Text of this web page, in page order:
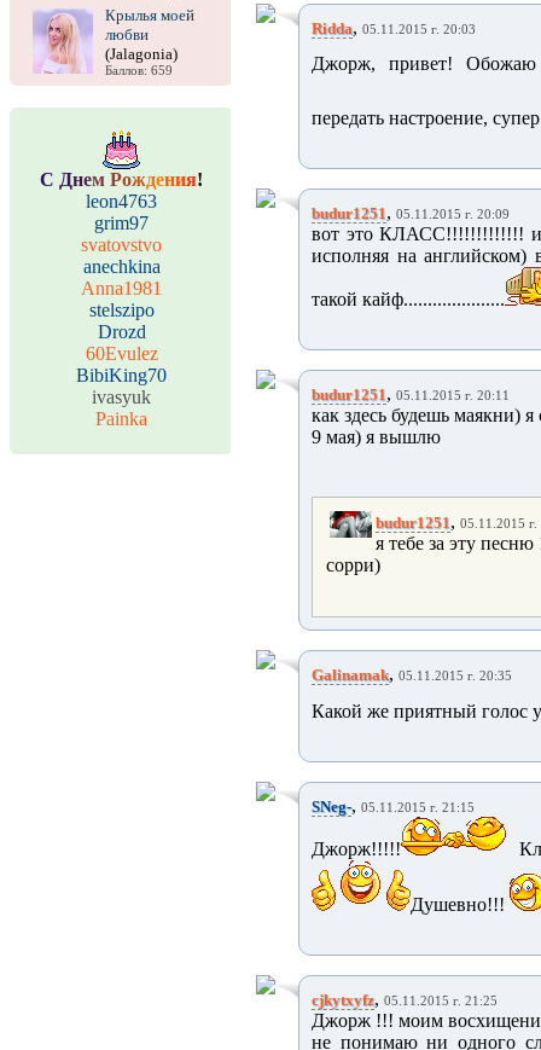
Крылья моей
любви
(Jalagonia)
Баллов: 659
С Днем Рождения!
leon4763
grim97
svatovstvo
anechkina
Anna1981
stelszipo
Drozd
60Evulez
BibiKing70
ivasyuk
Painka
Ridda, 05.11.2015 г. 20:03
Джорж, привет!
передать настроение,
budur1251, 05.11.2015 г. 20:09
вот это КЛАСС!!!!!!!!!!!!! и
исполняя на
такой кайф.....................
budur1251, 05.11.2015 г. 20:11
как здесь будешь маякни)
9 мая) я вышлю
budur1251, 05.11.2015 г.
я тебе за эту
сорри)
Galinamak, 05.11.2015 г. 20:35
Какой же приятный голос
SNeg-, 05.11.2015 г. 21:15
Джорж!!!!!
Душевно!!!
cjkytxyfz, 05.11.2015 г. 21:25
Джорж !!! моим
не понимаю ни одного